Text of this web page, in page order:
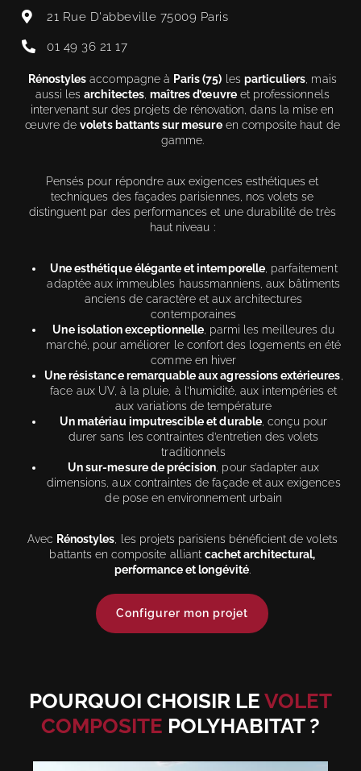
21 Rue D'abbeville 75009 Paris
01 49 36 21 17
Rénostyles accompagne à Paris (75) les particuliers , mais
aussi lesarchitectes, maîtres d’œuvreet professionnels
intervenant sur des projets de rénovation, dans la mise en
œuvre devolets battants sur mesureen composite haut de
gamme.
Pensés pour répondre aux exigences esthétiques et
techniques des façades parisiennes, nos volets se
distinguent par des performances et une durabilité de très
haut niveau :
Une esthétique élégante et intemporelle, parfaitement
adaptée aux immeubles haussmanniens, aux bâtiments
anciens de caractère et aux architectures
contemporaines
Une isolation exceptionnelle, parmi les meilleures du
marché, pour améliorer le confort des logements en été
comme en hiver
Une résistance remarquable aux agressions extérieures
face aux UV, à la pluie, à l’humidité, aux intempéries et
aux variations de température
Un matériau imputrescible et durable, conçu pour
durer sans les contraintes d’entretien des volets
traditionnels
Un sur-mesure de précision , pour s’adapter aux
dimensions, aux contraintes de façade et aux exigences
de pose en environnement urbain
Avec Rénostyles , les projets parisiens bénéficient de volets
battants en composite alliant cachet architectural,
performance et longévité.
Configurer mon projet
POURQUOI CHOISIR LE VOLET
COMPOSITE POLYHABITAT ?